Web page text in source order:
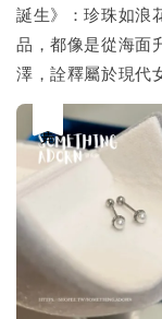
誕生》：珍珠如浪
品，都像是從海面
澤，詮釋屬於現代